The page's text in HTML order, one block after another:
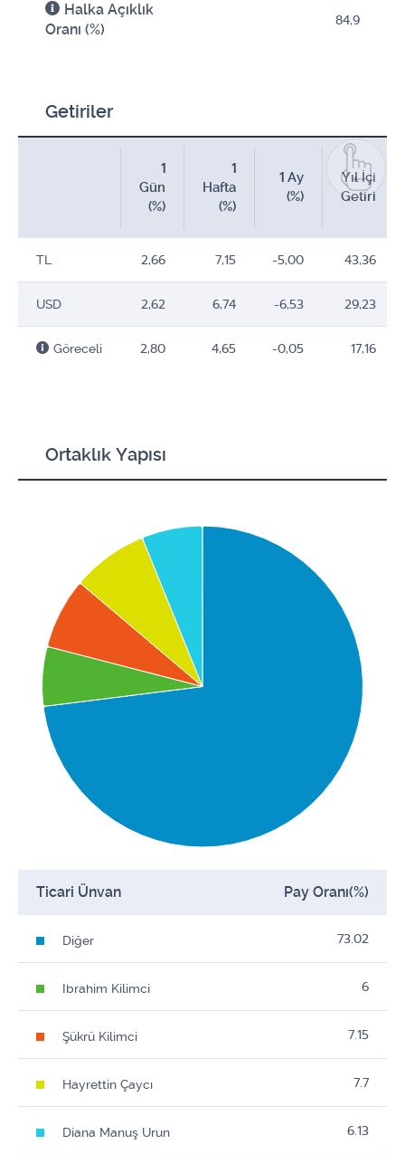
Halka Açıklık
Oranı (%)
84,9
Getiriler
1
Gün
(%)
1
Hafta
(%)
1 Ay
(%)
Yıl İçi
Getiri
TL 2,66 7,15 -5,00 43,36
USD 2,62 6,74 -6,53 29,23
Göreceli 2,80 4,65 -0,05 17,16
Ortaklık Yapısı
Ticari Ünvan Pay Oranı(%)
Diğer 73.02
Ibrahim Kilimci 6
Şükrü Kilimci 7.15
Hayrettin Çaycı 7.7
Diana Manuş Urun 6.13